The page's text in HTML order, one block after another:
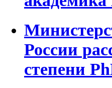
России
степени